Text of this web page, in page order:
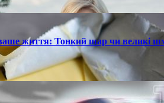
життя: Тонкий шар чи великі